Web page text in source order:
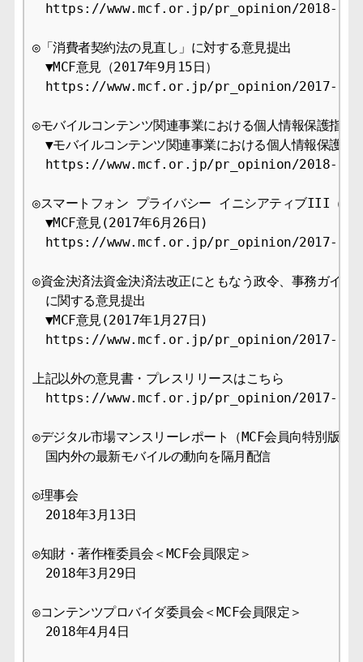
https://www.mcf.or.jp/pr_opinion/2018-9
◎「消費者契約法の見直し」に対する意見提出
▼MCF意見（2017年9月15日）
https://www.mcf.or.jp/pr_opinion/2017-9
◎モバイルコンテンツ関連事業における個人情報保護指針
▼モバイルコンテンツ関連事業における個人情報保護指
https://www.mcf.or.jp/pr_opinion/2018-9
◎スマートフォン プライバシー イニシアティブIII（案
▼MCF意見(2017年6月26日)
https://www.mcf.or.jp/pr_opinion/2017-9
◎資金決済法資金決済法改正にともなう政令、事務ガイド
に関する意見提出
▼MCF意見(2017年1月27日)
https://www.mcf.or.jp/pr_opinion/2017-9
上記以外の意見書・プレスリリースはこちら
https://www.mcf.or.jp/pr_opinion/2017-9
◎デジタル市場マンスリーレポート（MCF会員向特別版）
国内外の最新モバイルの動向を隔月配信
◎理事会
2018年3月13日
◎知財・著作権委員会＜MCF会員限定＞
2018年3月29日
◎コンテンツプロバイダ委員会＜MCF会員限定＞
2018年4月4日